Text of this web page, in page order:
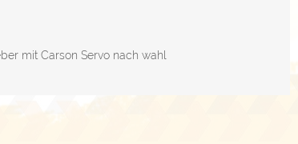
mit Carson Servo nach wahl